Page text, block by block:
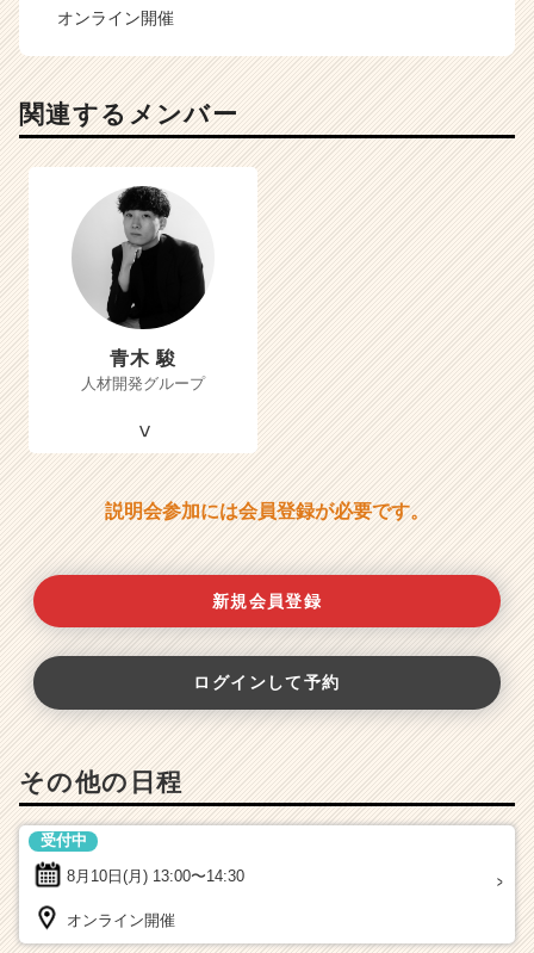
オンライン開催
関連するメンバー
青木 駿
人材開発グループ
説明会参加には会員登録が必要です。
新規会員登録
ログインして予約
その他の日程
8月10日(月) 13:00〜14:30
受付中
オンライン開催